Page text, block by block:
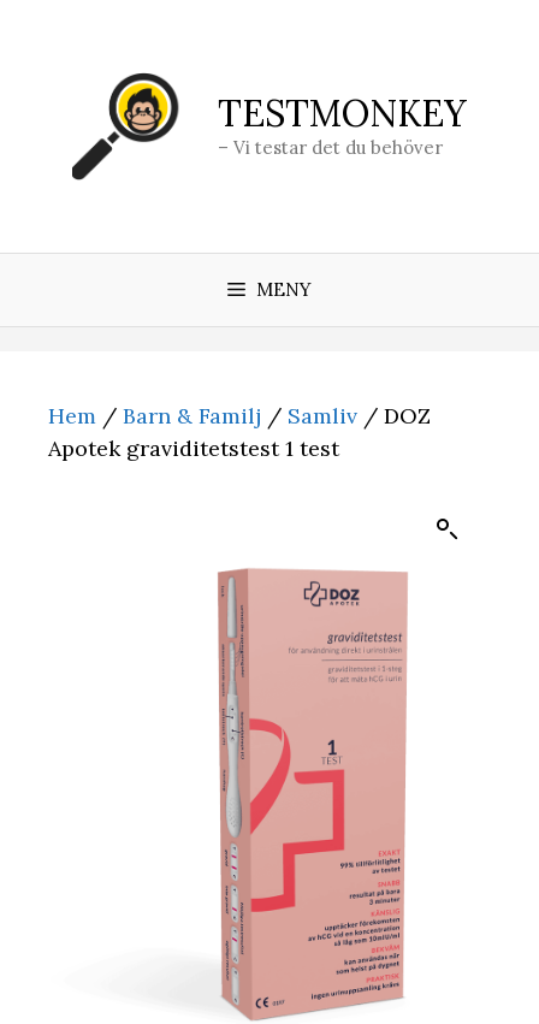
TESTMONKEY
– Vi testar det du behöver
MENY
Hem / Barn & Familj / Samliv / DOZ
Apotek graviditetstest 1 test